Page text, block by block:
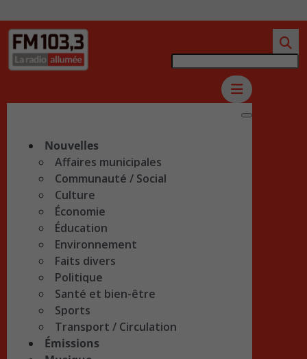
Nouvelles
Affaires municipales
Communauté / Social
Culture
Économie
Éducation
Environnement
Faits divers
Politique
Santé et bien-être
Sports
Transport / Circulation
Émissions